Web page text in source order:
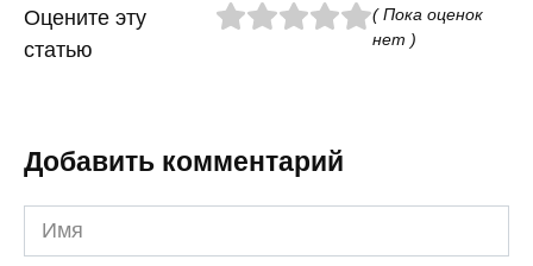
Оцените эту
статью
( Пока оценок
нет )
Добавить комментарий
Имя
*